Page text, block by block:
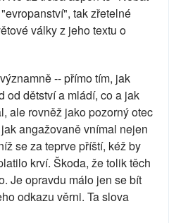
tak zřetelné
války z jeho textu o
-- přímo tím, jak
od dětství a mládí, co a jak
ale rovněž jako pozorný otec
angažovaně vnímal nejen
se za teprve příští, kéž by
krví. Škoda, že tolik těch
Je opravdu málo jen se bít
odkazu věrni. Ta slova